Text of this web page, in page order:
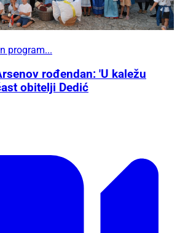
program...
rođendan: 'U kaležu
obitelji Dedić